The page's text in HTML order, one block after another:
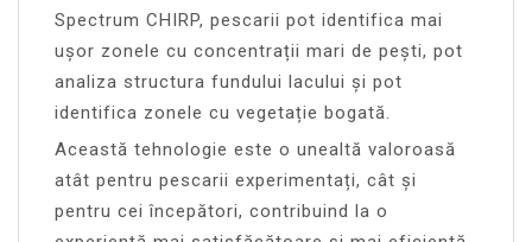
Spectrum CHIRP, pescarii pot identifica mai
ușor zonele cu concentrații mari de pești, pot
analiza structura fundului lacului și pot
identifica zonele cu vegetație bogată.
Această tehnologie este o unealtă valoroasă
atât pentru pescarii experimentați, cât și
pentru cei începători, contribuind la o